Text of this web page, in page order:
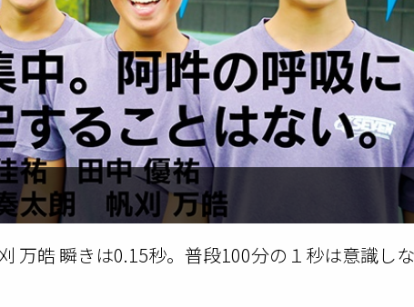
皓 瞬きは0.15秒。普段100分の１秒は意識しな